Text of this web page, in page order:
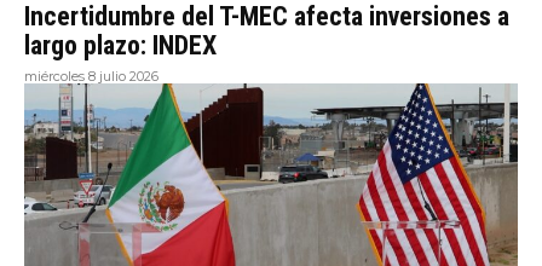
Incertidumbre del T-MEC afecta inversiones a
largo plazo: INDEX
miércoles 8 julio 2026